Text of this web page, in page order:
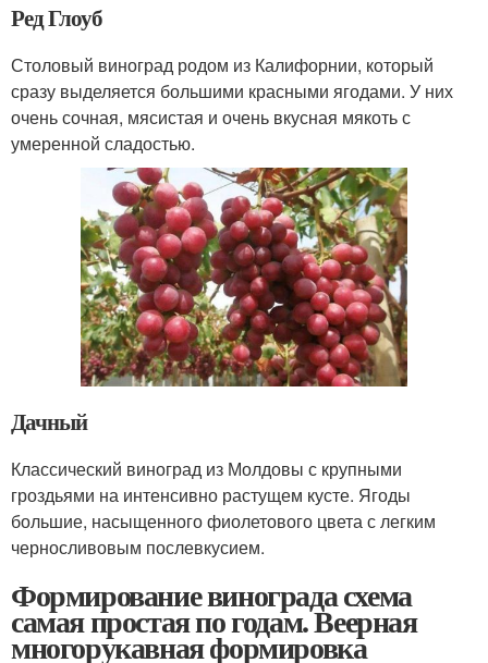
Ред Глоуб
Столовый виноград родом из Калифорнии, который
сразу выделяется большими красными ягодами. У них
очень сочная, мясистая и очень вкусная мякоть с
умеренной сладостью.
Дачный
Классический виноград из Молдовы с крупными
гроздьями на интенсивно растущем кусте. Ягоды
большие, насыщенного фиолетового цвета с легким
черносливовым послевкусием.
Формирование винограда схема
самая простая по годам. Веерная
многорукавная формировка